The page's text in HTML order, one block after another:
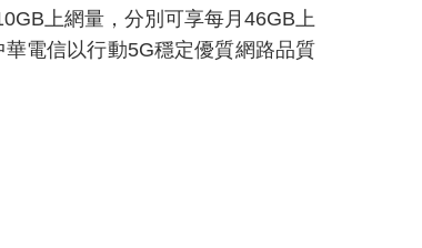
上網量，分別可享每月46GB上
電信以行動5G穩定優質網路品質